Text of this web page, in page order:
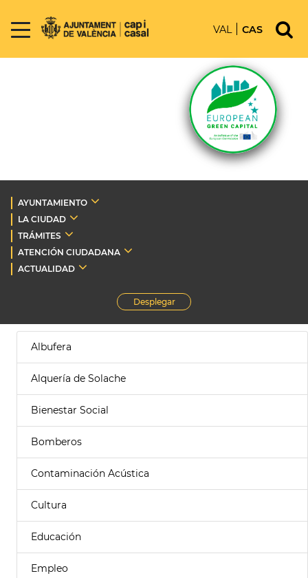
VAL CAS
AYUNTAMIENTO
LA CIUDAD
TRÁMITES
ATENCIÓN CIUDADANA
ACTUALIDAD
Desplegar
Albufera
Alquería de Solache
Bienestar Social
Bomberos
Contaminación Acústica
Cultura
Educación
Empleo